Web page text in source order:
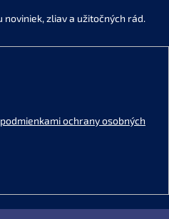
podmienkami ochrany osobných